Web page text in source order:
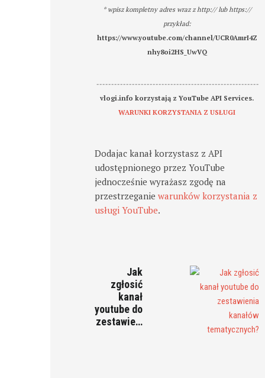
* wpisz kompletny adres wraz z http:// lub https://
przykład:
https://www.youtube.com/channel/UCR0AmrI4Z
nhy8oi2HS_UwVQ
-------------------------------------------------------
vlogi.info korzystają z YouTube API Services.
WARUNKI KORZYSTANIA Z USŁUGI
Dodajac kanał korzystasz z API
udostępnionego przez YouTube
jednocześnie wyrażasz zgodę na
przestrzeganiewarunków korzystania z
usługi YouTube.
Jak
zgłosić
kanał
youtube do
zestawie…